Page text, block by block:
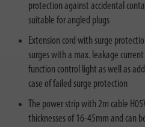
protection against accidental
suitable for angled plugs
Extension cord with surge
surges with a max. leakage
function control light as well as
case of failed surge protection
The power strip with 2m cable
thicknesses of 16-45mm and can